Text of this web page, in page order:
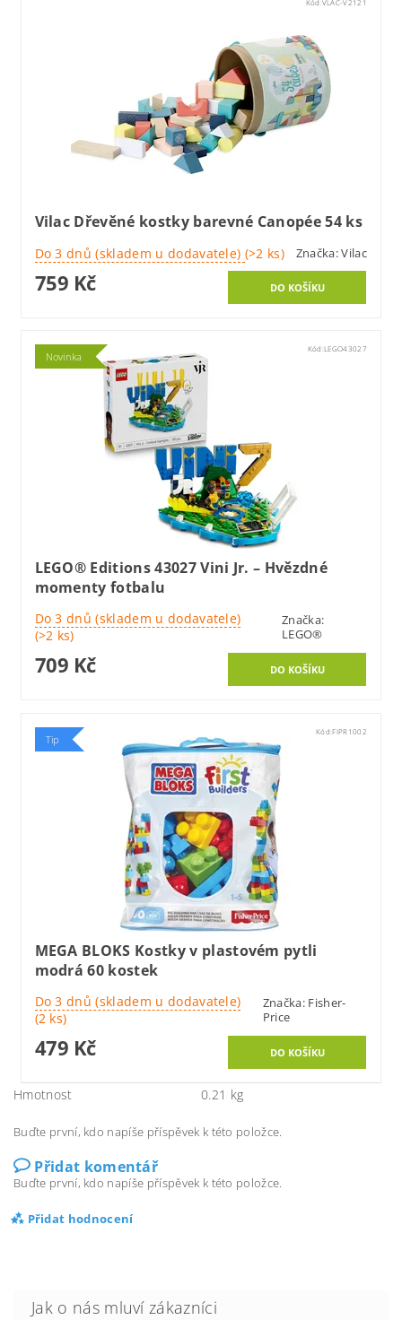
Kód: VLAC-V2121
Vilac Dřevěné kostky barevné Canopée 54 ks
Do 3 dnů (skladem u dodavatele) (>2 ks) Značka:Vilac
759 Kč
Novinka
Kód:LEGO43027
LEGO® Editions 43027 Vini Jr. – Hvězdné
momenty fotbalu
Do 3 dnů (skladem u dodavatele)
(>2 ks)
Značka:
LEGO®
709 Kč
Tip
Kód:FIPR1002
MEGA BLOKS Kostky v plastovém pytli
modrá 60 kostek
Do 3 dnů (skladem u dodavatele)
(2 ks)
Značka: Fisher-
Price
479 Kč
Hmotnost 0.21 kg
Buďte první, kdo napíše příspěvek k této položce.
Přidat komentář
Buďte první, kdo napíše příspěvek k této položce.
Přidat hodnocení